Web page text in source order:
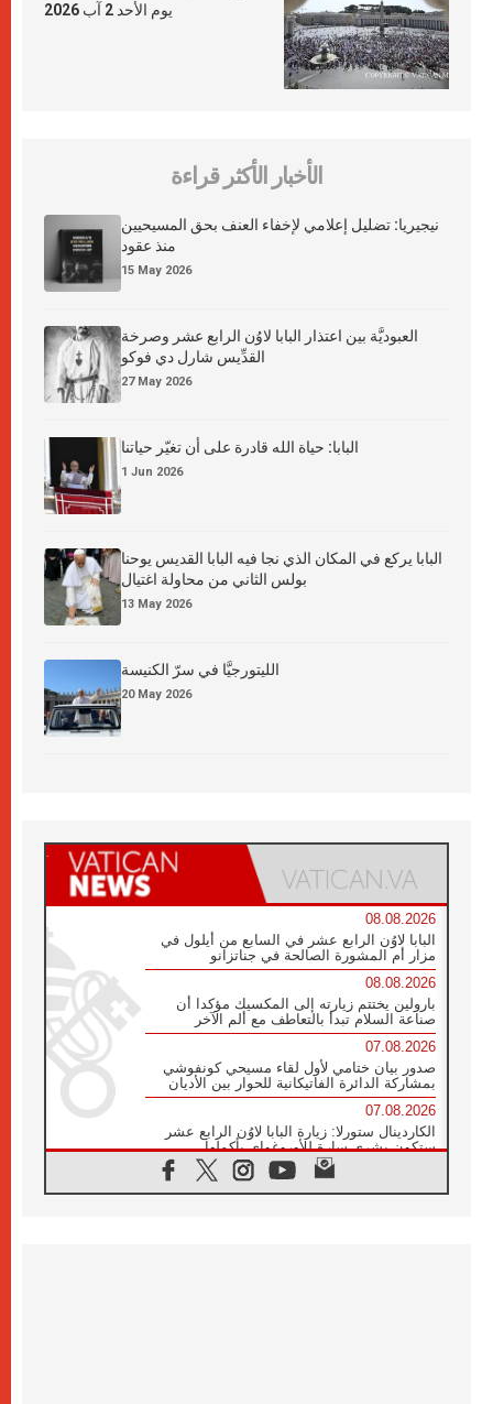
يوم الأحد 2 آب 2026
الأخبار الأكثر قراءة
نيجيريا: تضليل إعلامي لإخفاء العنف بحق المسيحيين
منذ عقود
15 May 2026
العبوديَّة بين اعتذار البابا لاوُن الرابع عشر وصرخة
القدِّيس شارل دي فوكو
27 May 2026
البابا: حياة الله قادرة على أن تغيّر حياتنا
1 Jun 2026
البابا يركع في المكان الذي نجا فيه البابا القديس يوحنا
بولس الثاني من محاولة اغتيال
13 May 2026
الليتورجيَّا في سرّ الكنيسة
20 May 2026
08.08.2026
البابا لاوُن الرابع عشر في السابع من أيلول في
مزار أم المشورة الصالحة في جناتزانو
08.08.2026
بارولين يختتم زيارته إلى المكسيك مؤكدا أن
صناعة السلام تبدأ بالتعاطف مع ألم الآخر
07.08.2026
صدور بيان ختامي لأول لقاء مسيحي كونفوشي
بمشاركة الدائرة الفاتيكانية للحوار بين الأديان
07.08.2026
الكاردينال ستورلا: زيارة البابا لاوُن الرابع عشر
ستكون بشرى سارة للأوروغواي بأكملها
الفاتيكان يعلن برنامج الزيارة الرسولية للبابا لاوُن